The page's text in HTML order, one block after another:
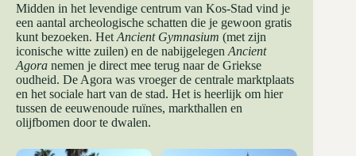
Midden in het levendige centrum van Kos-Stad vind je
een aantal archeologische schatten die je gewoon gratis
kunt bezoeken. Het Ancient Gymnasium (met zijn
iconische witte zuilen) en de nabijgelegen Ancient
Agora nemen je direct mee terug naar de Griekse
oudheid. De Agora was vroeger de centrale marktplaats
en het sociale hart van de stad. Het is heerlijk om hier
tussen de eeuwenoude ruïnes, markthallen en
olijfbomen door te dwalen.